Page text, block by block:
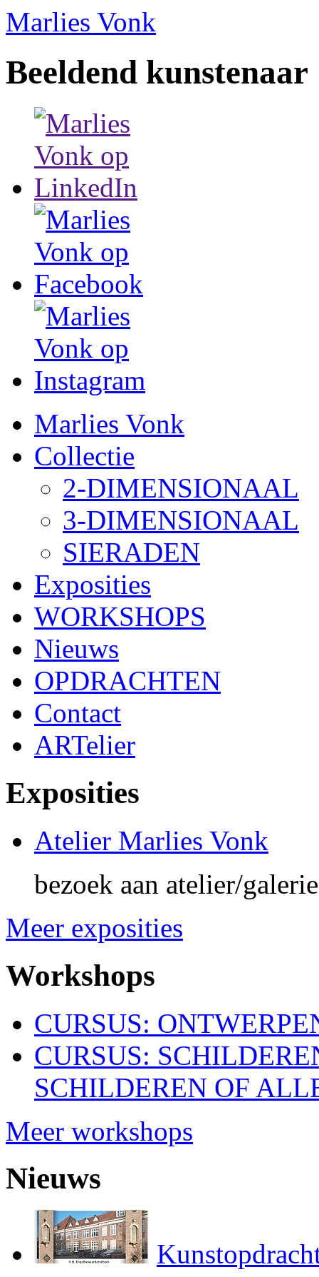
Marlies Vonk
Beeldend kunstenaar
Marlies Vonk
Collectie
2-DIMENSIONAAL
3-DIMENSIONAAL
SIERADEN
Exposities
WORKSHOPS
Nieuws
OPDRACHTEN
Contact
ARTelier
Exposities
Atelier Marlies Vonk
bezoek aan atelier/
Meer exposities
Workshops
CURSUS:
CURSUS:
SCHILDEREN OF
Meer workshops
Nieuws